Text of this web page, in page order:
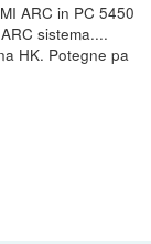
ARC in PC 5450
sistema....
HK. Potegne pa